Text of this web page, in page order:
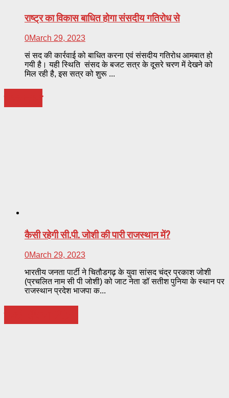
राष्ट्र का विकास बाधित होगा संसदीय गतिरोध से
0March 29, 2023
सं सद की कार्रवाई को बाधित करना एवं संसदीय गतिरोध आमबात हो
गयी है। यही स्थिति संसद के बजट सत्र के दूसरे चरण में देखने को
मिल रही है, इस सत्र को शुरू ...
कैसी रहेगी सी.पी. जोशी की पारी राजस्थान में?
0March 29, 2023
भारतीय जनता पार्टी ने चितौडगढ़ के युवा सांसद चंद्र प्रकाश जोशी
(प्रचलित नाम सी पी जोशी) को जाट नेता डॉ सतीश पुनिया के स्थान पर
राजस्थान प्रदेश भाजपा क...